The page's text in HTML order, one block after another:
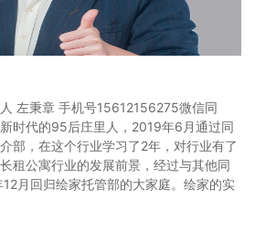
左秉章 手机号15612156275微信同
代的95后庄里人，2019年6月通过同
部，在这个行业学习了2年，对行业有了
租公寓行业的发展前景，经过与其他同
月回归绘家托管部的大家庭。绘家的实